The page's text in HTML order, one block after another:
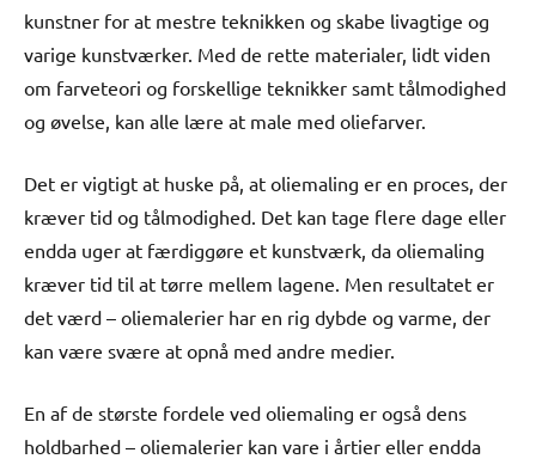
kunstner for at mestre teknikken og skabe livagtige og
varige kunstværker. Med de rette materialer, lidt viden
om farveteori og forskellige teknikker samt tålmodighed
og øvelse, kan alle lære at male med oliefarver.
Det er vigtigt at huske på, at oliemaling er en proces, der
kræver tid og tålmodighed. Det kan tage flere dage eller
endda uger at færdiggøre et kunstværk, da oliemaling
kræver tid til at tørre mellem lagene. Men resultatet er
det værd – oliemalerier har en rig dybde og varme, der
kan være svære at opnå med andre medier.
En af de største fordele ved oliemaling er også dens
holdbarhed – oliemalerier kan vare i årtier eller endda